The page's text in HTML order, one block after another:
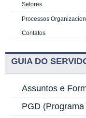
Setores
Processos
Contatos
GUIA DO
Assuntos e
PGD